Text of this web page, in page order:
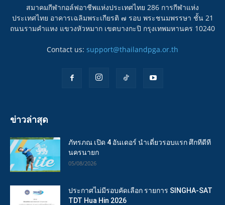
สมาคมกีฬากอล์ฟอาชีพแห่งประเทศไทย 286 การกีฬาแห่ง
ประเทศไทย อาคารเฉลิมพระเกียรติ ๗ รอบ พระชนมพรรษา ชั้น 21
ถนนรามคำแหง แขวงหัวหมาก เขตบางกะปิ กรุงเทพมหานคร 10240
Contact us: support@thailandpga.or.th
ข่าวล่าสุด
ภัทรภณ เปิด 4 อันเดอร์ นำเดี่ยวรอบแรก ศึกทีดีที
นครนายก
05/08/2026
ประกาศไม่มีรอบคัดเลือก รายการ SINGHA-SAT
TDT Hua Hin 2026